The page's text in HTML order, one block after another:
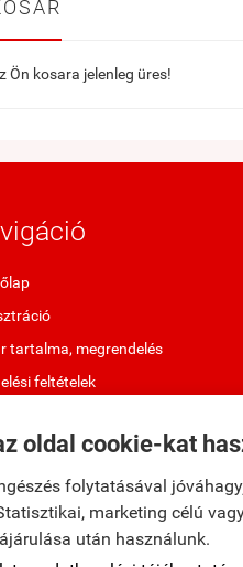
oldal cookie-kat
folytatásával
marketing célú
után használunk.
Ön kosara jelenleg üres!
tartalma, megrendelés
feltételek
a szerződéstől